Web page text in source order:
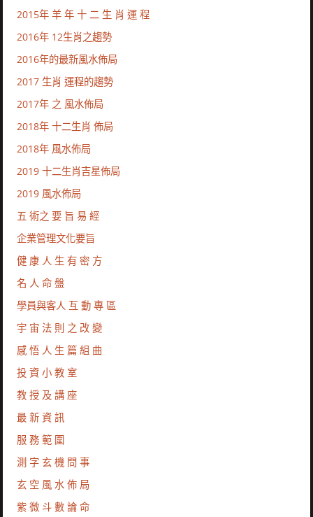
2015年 羊 年 十 二 生 肖 運 程
2016年 12生肖之趨勢
2016年的最新風水佈局
2017 生肖 運程的趨勢
2017年 之 風水佈局
2018年 十二生肖 佈局
2018年 風水佈局
2019 十二生肖吉星佈局
2019 風水佈局
五 術之 要 旨 易 經
企業管理文化要旨
健 康 人 生 有 密 方
名 人 命 盤
學員與客人 互 動 專 區
宇 宙 法 則 之 改 變
感 悟 人 生 篇 組 曲
投 資 小 教 室
教 授 及 講 座
最 新 資 訊
服 務 範 圍
測 字 玄 機 問 事
玄 空 風 水 佈 局
紫 微 斗 數 論 命